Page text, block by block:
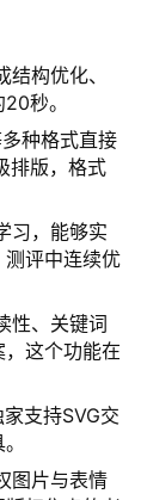
构优化、
秒。
种格式直接
排版，格式
习，能够实
评中连续优
性、关键词
这个功能在
支持SVG交
图片与表情